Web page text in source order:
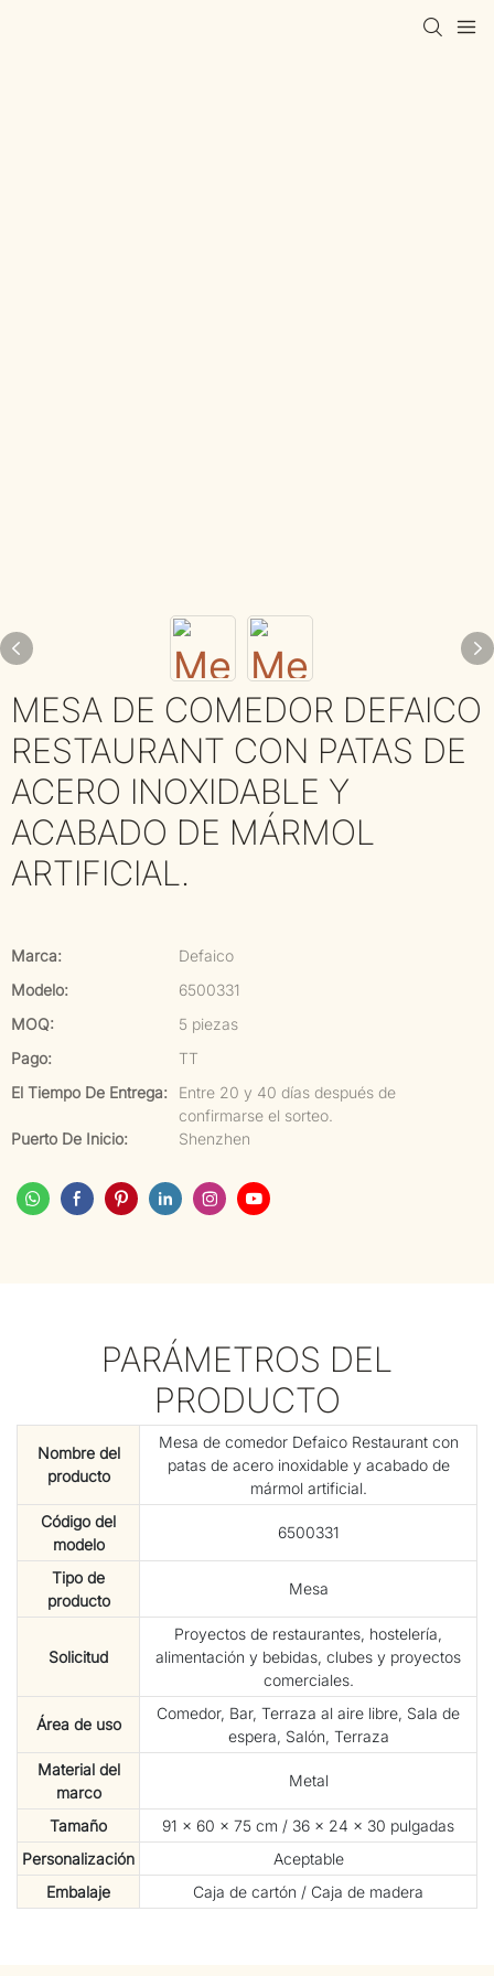
MESA DE COMEDOR DEFAICO
RESTAURANT CON PATAS DE
ACERO INOXIDABLE Y
ACABADO DE MÁRMOL
ARTIFICIAL.
Marca:
Defaico
Modelo:
6500331
MOQ:
5 piezas
Pago:
TT
El Tiempo De Entrega:
Entre 20 y 40 días después de
confirmarse el sorteo.
Puerto De Inicio:
Shenzhen
PARÁMETROS DEL
PRODUCTO
Nombre del
producto
Mesa de comedor Defaico Restaurant con
patas de acero inoxidable y acabado de
mármol artificial.
Código del
modelo
6500331
Tipo de
producto
Mesa
Solicitud
Proyectos de restaurantes, hostelería,
alimentación y bebidas, clubes y proyectos
comerciales.
Área de uso
Comedor, Bar, Terraza al aire libre, Sala de
espera, Salón, Terraza
Material del
marco
Metal
Tamaño
91 × ​​60 × 75 cm / 36 × 24 × 30 pulgadas
Personalización
Aceptable
Embalaje
Caja de cartón / Caja de madera